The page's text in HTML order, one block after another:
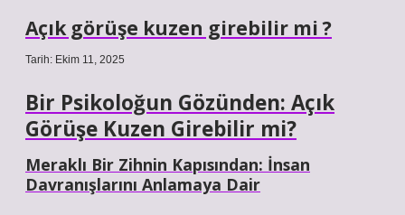
Açık görüşe kuzen girebilir mi ?
Tarih: Ekim 11, 2025
Bir Psikoloğun Gözünden: Açık
Görüşe Kuzen Girebilir mi?
Meraklı Bir Zihnin Kapısından: İnsan
Davranışlarını Anlamaya Dair